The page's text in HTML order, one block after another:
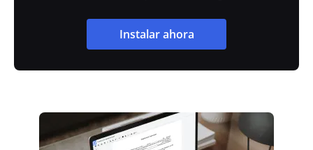
Instalar ahora